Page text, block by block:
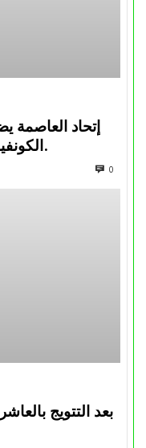
إتحاد
الكونفيدرالية الإفريقية الموسم القادم.
0
بعد التتويج